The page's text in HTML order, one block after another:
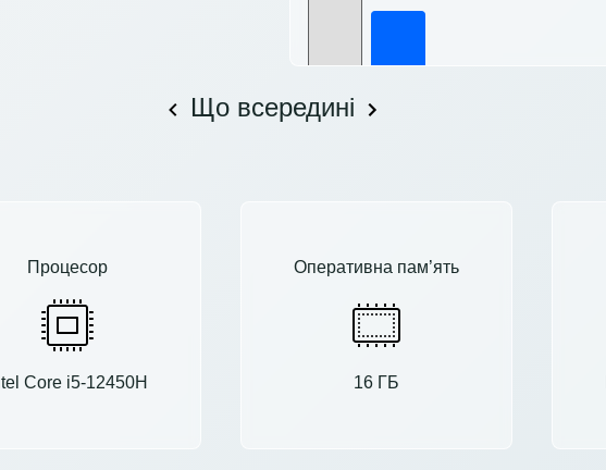
Що всередині
Процесор
Core i5-12450H
Оперативна пам’ять
16 ГБ